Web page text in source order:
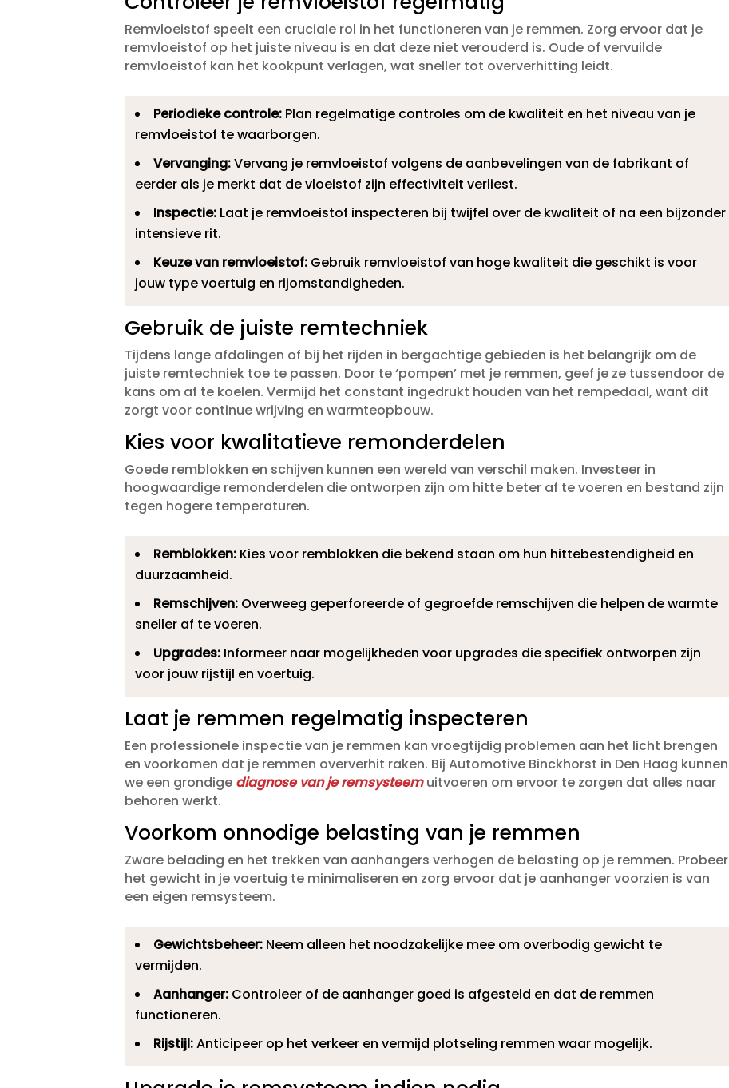
Remvloeistof speelt een cruciale rol in het functioneren van je remmen.​ Zorg ervoor dat je
remvloeistof op het juiste niveau is en dat deze niet verouderd is.​ Oude of vervuilde
remvloeistof kan het kookpunt verlagen, wat sneller tot oververhitting leidt.​
Periodieke controle: Plan regelmatige controles om de kwaliteit en het niveau van je
remvloeistof te waarborgen.​
Vervanging:Vervang je remvloeistof volgens de aanbevelingen van de fabrikant of
eerder als je merkt dat de vloeistof zijn effectiviteit verliest.​
Inspectie: Laat je remvloeistof inspecteren bij twijfel over de kwaliteit of na een bijzonder
intensieve rit.​
Keuze van remvloeistof: Gebruik remvloeistof van hoge kwaliteit die geschikt is voor
jouw type voertuig en rijomstandigheden.​
Gebruik de juiste remtechniek
Tijdens lange afdalingen of bij het rijden in bergachtige gebieden is het belangrijk om de
juiste remtechniek toe te passen.​ Door te ‘pompen’ met je remmen, geef je ze tussendoor de
kans om af te koelen.​ Vermijd het constant ingedrukt houden van het rempedaal, want dit
zorgt voor continue wrijving en warmteopbouw.​
Kies voor kwalitatieve remonderdelen
Goede remblokken en schijven kunnen een wereld van verschil maken.​ Investeer in
hoogwaardige remonderdelen die ontworpen zijn om hitte beter af te voeren en bestand zijn
tegen hogere temperaturen.​
Remblokken: Kies voor remblokken die bekend staan om hun hittebestendigheid en
duurzaamheid.​
Remschijven: Overweeg geperforeerde of gegroefde remschijven die helpen de warmte
sneller af te voeren.​
Upgrades: Informeer naar mogelijkheden voor upgrades die specifiek ontworpen zijn
voor jouw rijstijl en voertuig.​
Laat je remmen regelmatig inspecteren
Een professionele inspectie van je remmen kan vroegtijdig problemen aan het licht brengen
en voorkomen dat je remmen oververhit raken.​ Bij Automotive Binckhorst in Den Haag kunnen
we een grondige diagnose van je remsysteemuitvoeren om ervoor te zorgen dat alles naar
behoren werkt.​
Voorkom onnodige belasting van je remmen
Zware belading en het trekken van aanhangers verhogen de belasting op je remmen.​ Probeer
het gewicht in je voertuig te minimaliseren en zorg ervoor dat je aanhanger voorzien is van
een eigen remsysteem.​
Gewichtsbeheer: Neem alleen het noodzakelijke mee om overbodig gewicht te
vermijden.​
Aanhanger: Controleer of de aanhanger goed is afgesteld en dat de remmen
functioneren.​
Rijstijl:Anticipeer op het verkeer en vermijd plotseling remmen waar mogelijk.​